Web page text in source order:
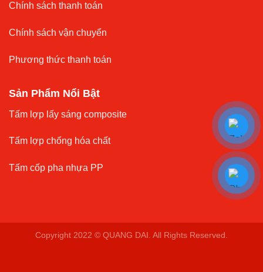
Chính sách thanh toán
Chính sách vận chuyển
Phương thức thanh toán
Sản Phẩm Nổi Bật
Tấm lợp lấy sáng composite
Tấm lợp chống hóa chất
Tấm cốp pha nhựa PP
Copyright 2022 © QUANG DAI. All Rights Reserved.